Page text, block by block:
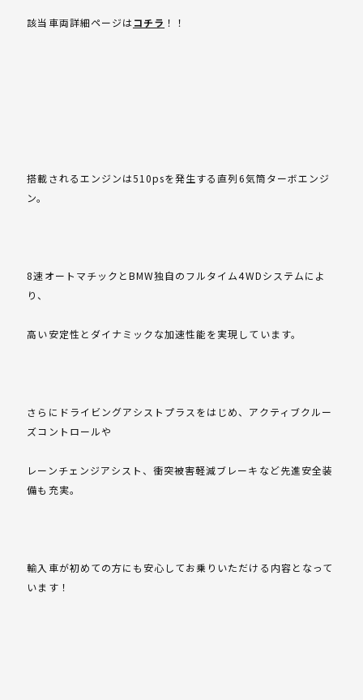
該当車両詳細ページはコチラ ！！
搭載されるエンジンは510psを発生する直列6気筒ターボエンジ
ン。
8速オートマチックとBMW独自のフルタイム4WDシステムによ
り、
高い安定性とダイナミックな加速性能を実現しています。
さらにドライビングアシストプラスをはじめ、アクティブクルー
ズコントロールや
レーンチェンジアシスト、衝突被害軽減ブレーキなど先進安全装
備も充実。
輸入車が初めての方にも安心してお乗りいただける内容となって
います！